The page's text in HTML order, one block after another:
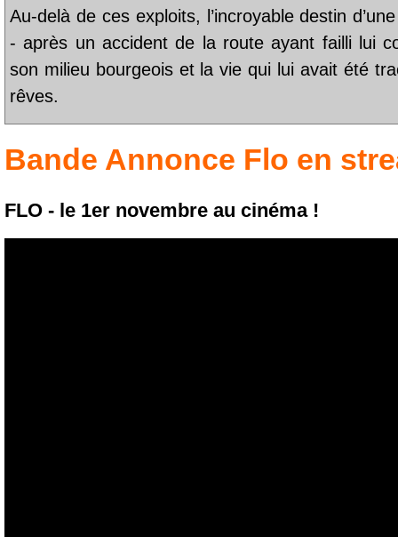
Au-delà de ces exploits, l’incroyable destin
- après un accident de la route ayant failli lui
son milieu bourgeois et la vie qui lui avait été
rêves.
Bande Annonce Flo en
FLO - le 1er novembre au cinéma !